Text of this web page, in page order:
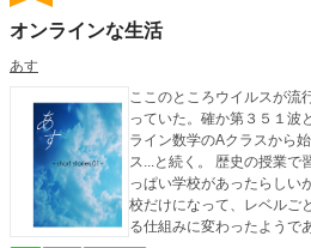
オンラインな生活
あす
ここのところウイルスが流
っていた。確か第３５１波
ライン数学のAクラスから
ス...と続く。 歴史の授業で
っぱい学校があったらしい
校だけになって、レベルご
る仕組みに変わったようで